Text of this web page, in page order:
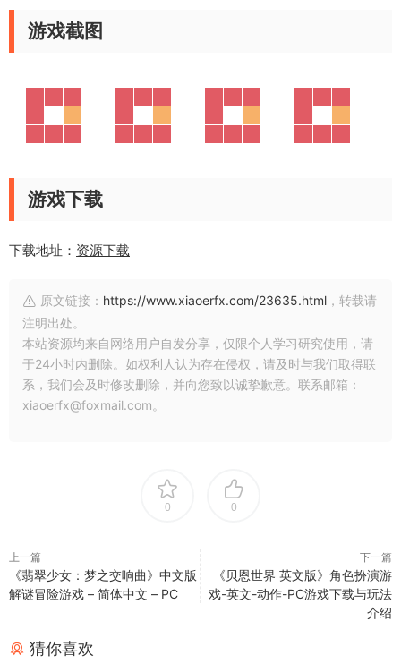
游戏截图
游戏下载
下载地址： 资源下载
原文链接： https://www.xiaoerfx.com/23635.html ，转载请
注明出处。
本站资源均来自网络用户自发分享，仅限个人学习研究使用，请
于24小时内删除。如权利人认为存在侵权，请及时与我们取得联
系，我们会及时修改删除，并向您致以诚挚歉意。联系邮箱：
xiaoerfx@foxmail.com。
0 0
上一篇
《翡翠少女：梦之交响曲》中文版
解谜冒险游戏 – 简体中文 – PC
下一篇
《贝恩世界 英文版》角色扮演游
戏-英文-动作-PC游戏下载与玩法
介绍
猜你喜欢